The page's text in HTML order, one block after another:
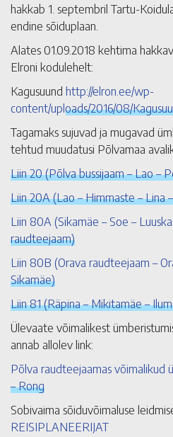
hakkab 1. septembril Tartu-
endine sõiduplaan.
Alates 01.09.2018 kehtima
Elroni kodulehelt:
Kagusuund http://elron.ee/wp-
content/uploads/2016/08/
Tagamaks sujuvad ja mugavad
tehtud muudatusi Põlvamaa
Liin 20 (Põlva bussijaam – Lao –
Liin 20A (Lao – Himmaste – Lina
Liin 80A (Sikamäe – Soe –
raudteejaam)
Liin 80B (Orava raudteejaam –
Sikamäe)
Liin 81 (Räpina – Mikitamäe –
Ülevaate võimalikest
annab allolev link:
Põlva raudteejaamas võimalikud
– Rong
Sobivaima sõiduvõimaluse
REISIPLANEERIJAT